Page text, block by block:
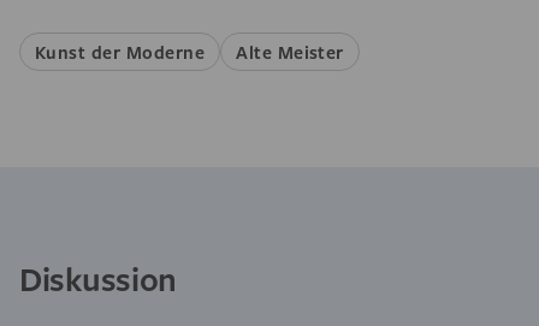
Kunst der Moderne Alte Meister
Diskussion